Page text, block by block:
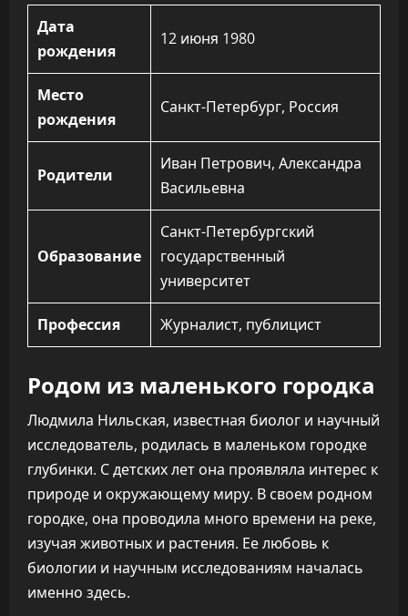
Дата
рождения
12 июня 1980
Место
рождения
Санкт-Петербург, Россия
Родители
Иван Петрович, Александра
Васильевна
Образование
Санкт-Петербургский
государственный
университет
Профессия Журналист, публицист
Родом из маленького городка
Людмила Нильская, известная биолог и научный
исследователь, родилась в маленьком городке
глубинки. С детских лет она проявляла интерес к
природе и окружающему миру. В своем родном
городке, она проводила много времени на реке,
изучая животных и растения. Ее любовь к
биологии и научным исследованиям началась
именно здесь.